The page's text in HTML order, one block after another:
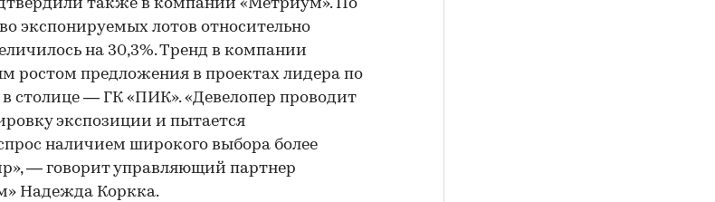
также в компании «Метриум». По
экспонируемых лотов относительно
на 30,3%. Тренд в компании
ростом предложения в проектах лидера по
столице — ГК «ПИК». «Девелопер проводит
экспозиции и пытается
наличием широкого выбора более
— говорит управляющий партнер
Надежда Коркка.